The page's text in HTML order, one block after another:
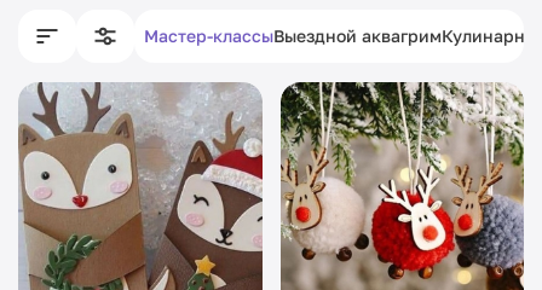
Мастер-классыВыездной аквагрим